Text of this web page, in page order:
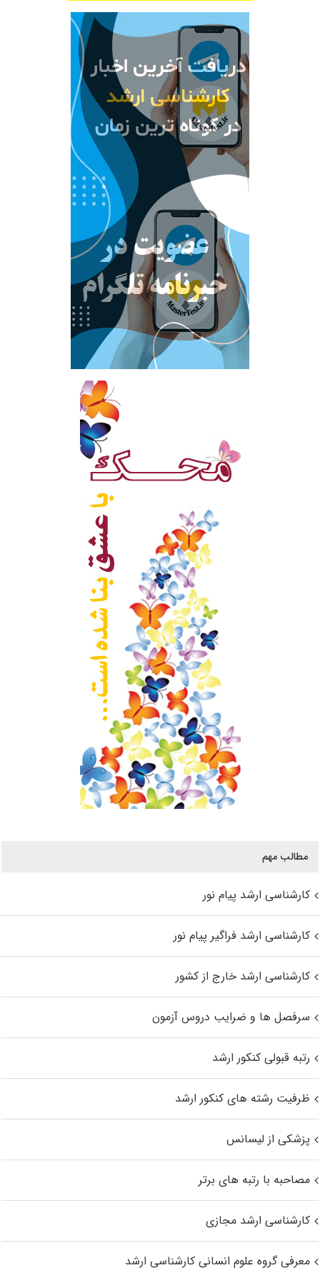
مطالب مهم
کارشناسی ارشد پیام نور
کارشناسی ارشد فراگیر پیام نور
کارشناسی ارشد خارج از کشور
سرفصل ها و ضرایب دروس آزمون
رتبه قبولی کنکور ارشد
ظرفیت رشته های کنکور ارشد
پزشکی از لیسانس
مصاحبه با رتبه های برتر
کارشناسی ارشد مجازی
معرفی گروه علوم انسانی کارشناسی ارشد